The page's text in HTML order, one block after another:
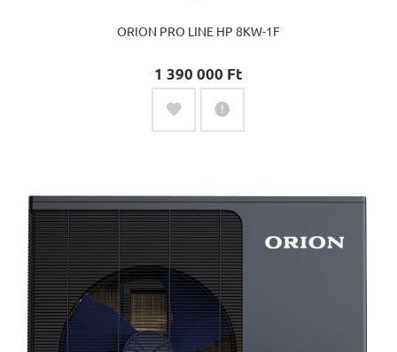
ORION PRO LINE HP 8KW-1F
1 390 000 Ft‎